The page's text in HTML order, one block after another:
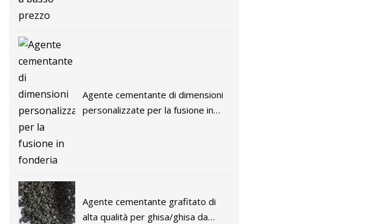
Agente cementante di dimensioni
personalizzate per la fusione in
Agente cementante grafitato di
alta qualità per ghisa/ghisa da